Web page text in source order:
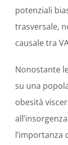
potenziali
trasversale,
causale tra
Nonostante
su una
obesità
l’importanza